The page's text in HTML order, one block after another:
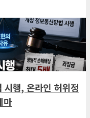
아니면 집착입니까
행, 온라인 허위정
마